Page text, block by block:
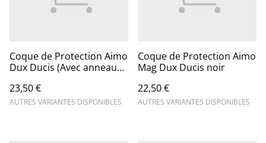
Coque de Protection Aimo
Dux Ducis (Avec anneau
23,50 €
AUTRES VARIANTES DISPONIBLES
Coque de Protection Aimo
Mag Dux Ducis noir
22,50 €
AUTRES VARIANTES DISPONIBLES